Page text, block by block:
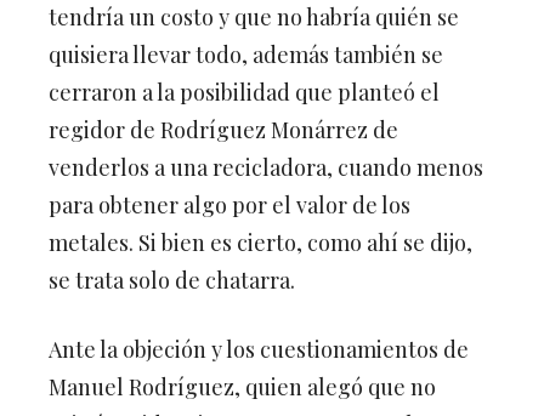
tendría un costo y que no habría quién se
quisiera llevar todo, además también se
cerraron a la posibilidad que planteó el
regidor de Rodríguez Monárrez de
venderlos a una recicladora, cuando menos
para obtener algo por el valor de los
metales. Si bien es cierto, como ahí se dijo,
se trata solo de chatarra.
Ante la objeción y los cuestionamientos de
Manuel Rodríguez, quien alegó que no